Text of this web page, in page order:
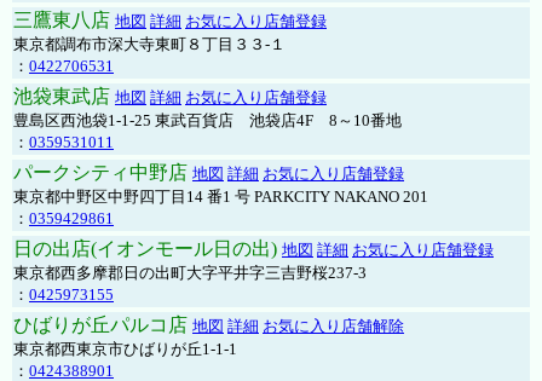
三鷹東八店 地図 詳細 お気に入り店舗登録
東京都調布市深大寺東町８丁目３３-１
： 0422706531
池袋東武店 地図 詳細 お気に入り店舗登録
豊島区西池袋1-1-25 東武百貨店 池袋店4F 8～10番地
： 0359531011
パークシティ中野店 地図 詳細 お気に入り店舗登録
東京都中野区中野四丁目14 番1 号 PARKCITY NAKANO 201
： 0359429861
日の出店(イオンモール日の出) 地図 詳細 お気に入り店舗登録
東京都西多摩郡日の出町大字平井字三吉野桜237-3
： 0425973155
ひばりが丘パルコ店 地図 詳細 お気に入り店舗解除
東京都西東京市ひばりが丘1-1-1
： 0424388901